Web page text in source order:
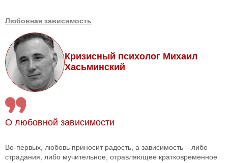
Любовная зависимость
Кризисный психолог Михаил
Хасьминский
О любовной зависимости
Во-первых, любовь приносит радость, а зависимость – либо
страдания, либо мучительное, отравляющее кратковременное